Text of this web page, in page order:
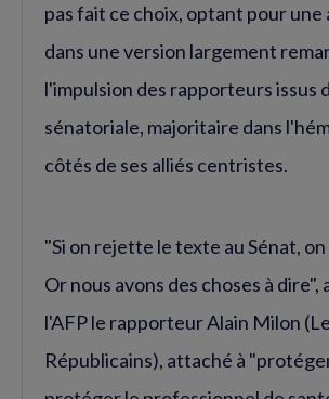
pas fait ce choix, optant pour une
dans une version largement
l'impulsion des rapporteurs issus
sénatoriale, majoritaire dans
côtés de ses alliés centristes.
"Si on rejette le texte au Sénat,
Or nous avons des choses à dire",
l'AFP le rapporteur Alain Milon
Républicains), attaché à